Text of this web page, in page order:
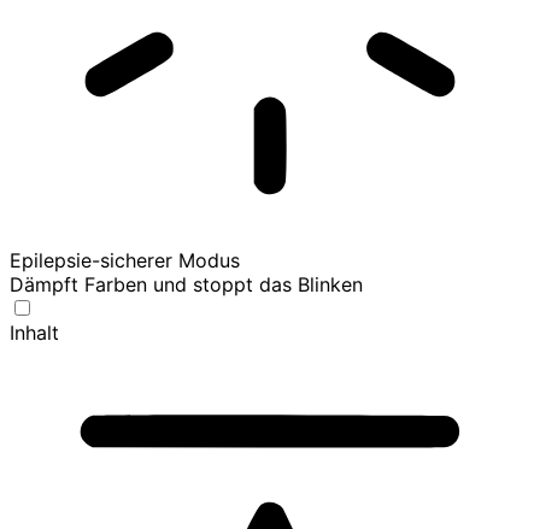
Epilepsie-sicherer Modus
Dämpft Farben und stoppt das Blinken
Inhalt